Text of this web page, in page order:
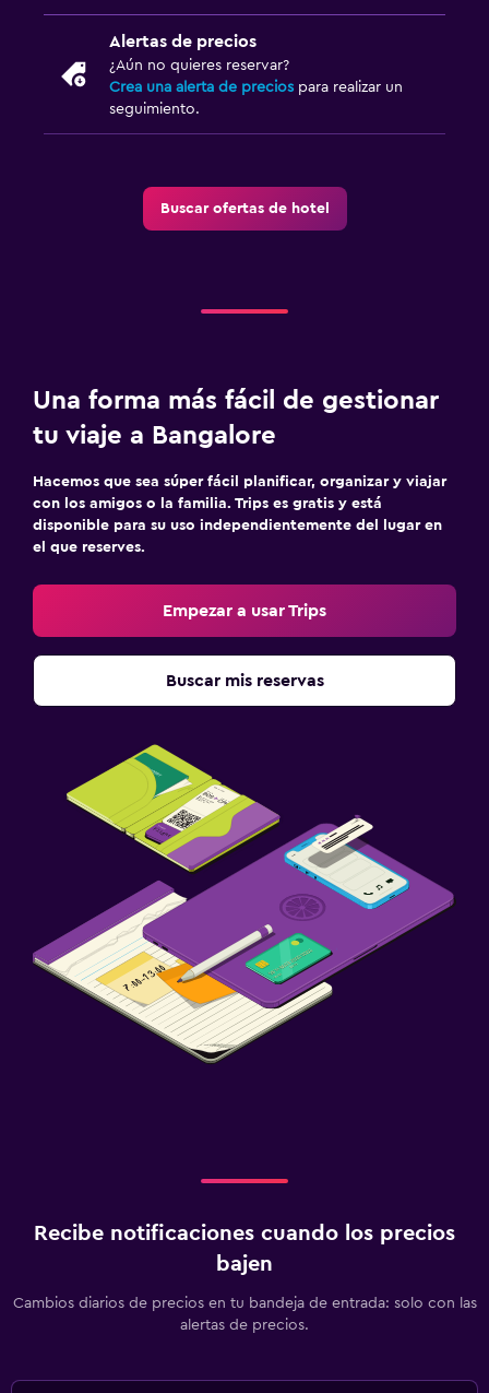
Alertas de precios
¿Aún no quieres reservar?
Crea una alerta de precios para realizar un
seguimiento.
Buscar ofertas de hotel
Una forma más fácil de gestionar
tu viaje a Bangalore
Hacemos que sea súper fácil planificar, organizar y viajar
con los amigos o la familia. Trips es gratis y está
disponible para su uso independientemente del lugar en
el que reserves.
Empezar a usar Trips
Buscar mis reservas
Recibe notificaciones cuando los precios
bajen
Cambios diarios de precios en tu bandeja de entrada: solo con las
alertas de precios.